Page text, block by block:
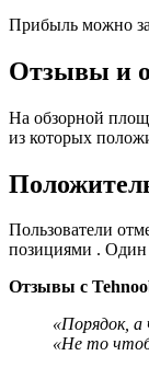
Прибыль можно
Отзывы и
На обзорной
из которых
Пользователи
позициями . Один
Отзывы с
«Порядок, а
«Не то